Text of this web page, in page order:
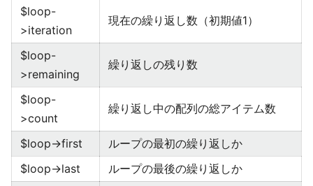
$loop-
>iteration
現在の繰り返し数（初期値1）
$loop-
>remaining
繰り返しの残り数
$loop-
>count
繰り返し中の配列の総アイテム数
$loop->first
ループの最初の繰り返しか
$loop->last
ループの最後の繰り返しか